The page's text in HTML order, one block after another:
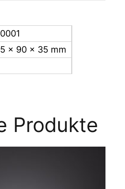
x 90 x 35 mm
Produkte